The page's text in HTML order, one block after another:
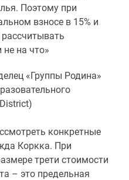
Поэтому при
взносе в 15% и
не на что»
«Группы Родина»
конкретные
Коркка. При
трети стоимости
– это предельная